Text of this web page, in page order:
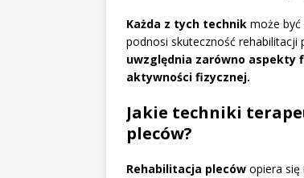
Każda z tych technik może
podnosi skuteczność rehabilitacji
uwzględnia zarówno aspekty
aktywności fizycznej.
Jakie techniki
pleców?
Rehabilitacja pleców opiera się